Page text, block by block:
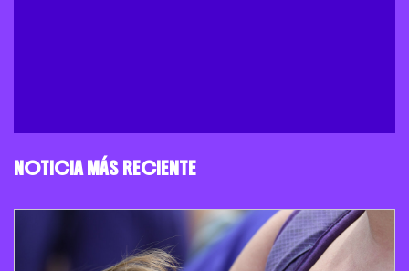
NOTICIA MÁS RECIENTE